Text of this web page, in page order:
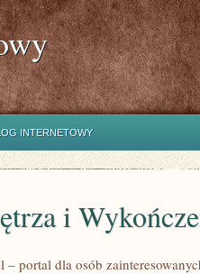
INTERNETOWY
i
– portal dla osób